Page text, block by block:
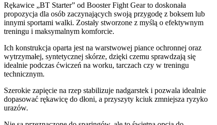
Rękawice „BT Starter” od Booster Fight Gear to doskonała
propozycja dla osób zaczynających swoją przygodę z boksem lub
innymi sportami walki. Zostały stworzone z myślą o efektywnym
treningu i maksymalnym komforcie.
Ich konstrukcja oparta jest na warstwowej piance ochronnej oraz
wytrzymałej, syntetycznej skórze, dzięki czemu sprawdzają się
idealnie podczas ćwiczeń na worku, tarczach czy w treningu
technicznym.
Szerokie zapięcie na rzep stabilizuje nadgarstek i pozwala idealnie
dopasować rękawicę do dłoni, a przyszyty kciuk zmniejsza ryzyko
urazów.